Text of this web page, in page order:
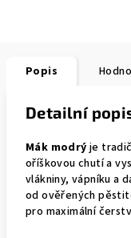
Popis
Detailní
Mák modrýje
oříškovou chutí a
vlákniny, vápníku a
od ověřených
pro maximální